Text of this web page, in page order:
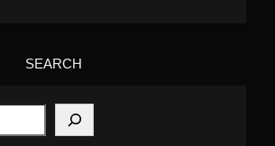
SEARCH